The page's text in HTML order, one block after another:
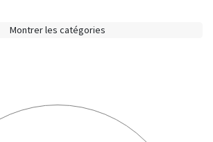
Montrer les catégories